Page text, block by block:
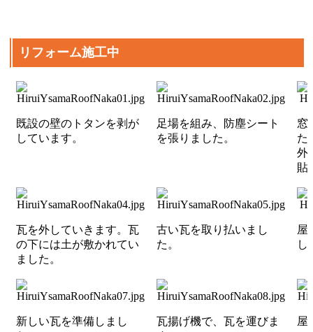
リフォーム施工中
既設の壁のトタンを剥が
しています。
足場を組み、防塵シート
を張りました。
窓
た
外
貼
瓦を外していきます。瓦
の下には土が敷かれてい
ました。
古い瓦を取り払いまし
た。
屋
し
新しい瓦を準備しまし
瓦揚げ機で、瓦を運びま
屋